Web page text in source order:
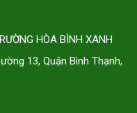
HÒA BÌNH XANH
13, Quận Bình Thạnh,